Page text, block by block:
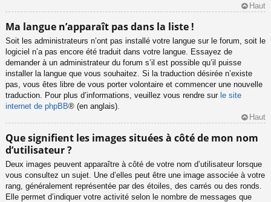
Haut
Ma langue n’apparaît pas dans la liste !
Soit les administrateurs n’ont pas installé votre langue sur le forum, soit le
logiciel n’a pas encore été traduit dans votre langue. Essayez de
demander à un administrateur du forum s’il est possible qu’il puisse
installer la langue que vous souhaitez. Si la traduction désirée n’existe
pas, vous êtes libre de vous porter volontaire et commencer une nouvelle
traduction. Pour plus d’informations, veuillez vous rendre sur le site
internet de phpBB® (en anglais).
Haut
Que signifient les images situées à côté de mon nom
d’utilisateur ?
Deux images peuvent apparaître à côté de votre nom d’utilisateur lorsque
vous consultez un sujet. Une d’elles peut être une image associée à votre
rang, généralement représentée par des étoiles, des carrés ou des ronds.
Elle permet d’indiquer votre activité selon le nombre de messages que